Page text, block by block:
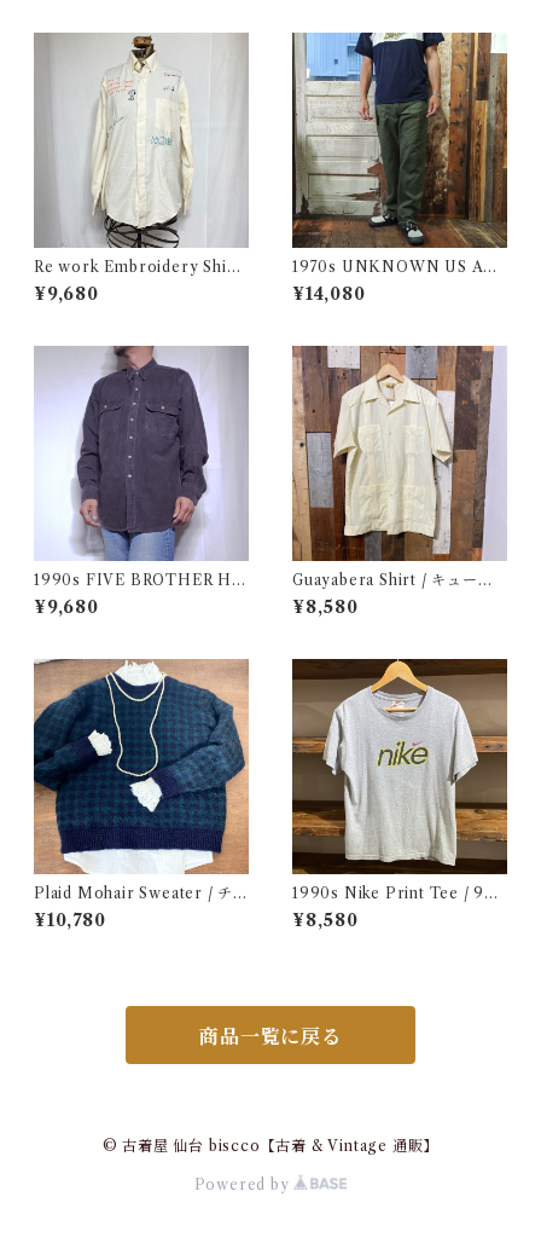
Re work Embroidery Shirt
/ リワーク ハンド刺繍入り シ
ャツ 古着
¥9,680
1970s UNKNOWN US AR
MY Style Utility Pants / Ba
ker 70年代 米軍 ベイカー パ
¥14,080
1990s FIVE BROTHER He
avy Flannel Shirt CHAMOI
S CLOTH Black USA / ファ
¥9,680
Guayabera Shirt / キューバ
シャツ 古着
¥8,580
Plaid Mohair Sweater / チェ
ック柄 モヘア セーター 古着
¥10,780
1990s Nike Print Tee / 90
年代 ナイキ プリント Tシャツ
古着
¥8,580
商品一覧に戻る
© 古着屋 仙台 biscco【古着 & Vintage 通販】
Powered by